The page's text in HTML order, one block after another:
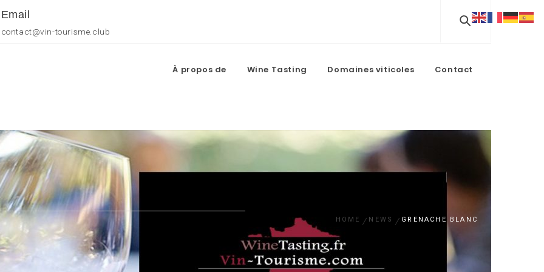
Email
contact@vin-tourisme.club
À propos de Wine Tasting Domaines viticoles Contact
HOME NEWS GRENACHE BLANC